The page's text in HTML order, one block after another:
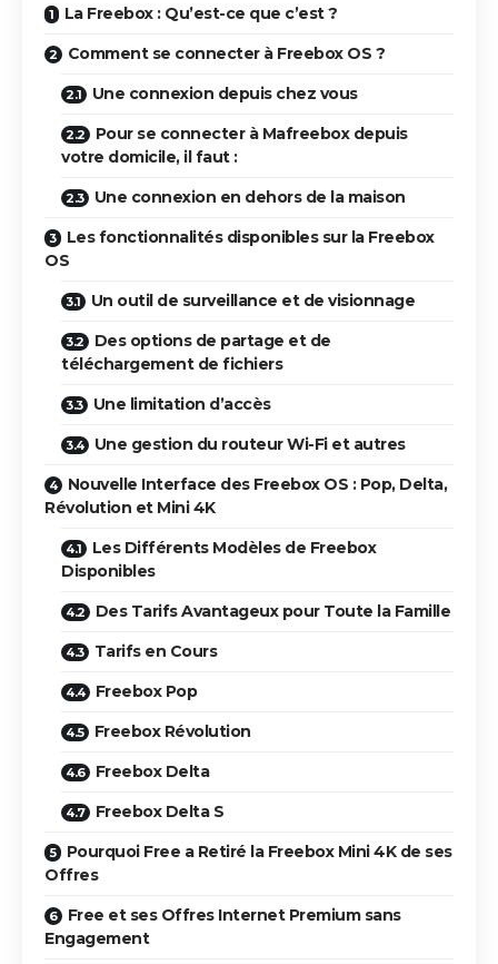
La Freebox : Qu’est-ce que c’est ?
Comment se connecter à Freebox OS ?
Une connexion depuis chez vous
Pour se connecter à Mafreebox depuis
votre domicile, il faut :
Une connexion en dehors de la maison
Les fonctionnalités disponibles sur la Freebox
OS
Un outil de surveillance et de visionnage
Des options de partage et de
téléchargement de fichiers
Une limitation d’accès
Une gestion du routeur Wi-Fi et autres
Nouvelle Interface des Freebox OS : Pop, Delta,
Révolution et Mini 4K
Les Différents Modèles de Freebox
Disponibles
Des Tarifs Avantageux pour Toute la Famille
Tarifs en Cours
Freebox Pop
Freebox Révolution
Freebox Delta
Freebox Delta S
Pourquoi Free a Retiré la Freebox Mini 4K de ses
Offres
Free et ses Offres Internet Premium sans
Engagement